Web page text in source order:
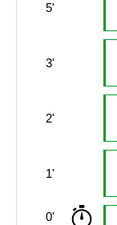
5'
3'
2'
1'
0'